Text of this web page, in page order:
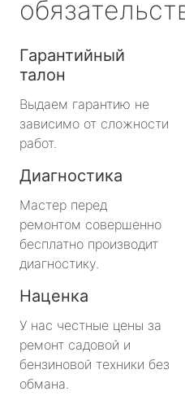
Гарантийный
талон
Выдаем гарантию не
зависимо от сложности
работ.
Диагностика
Мастер перед
ремонтом совершенно
бесплатно производит
диагностику.
Наценка
У нас честные цены за
ремонт садовой и
бензиновой техники без
обмана.